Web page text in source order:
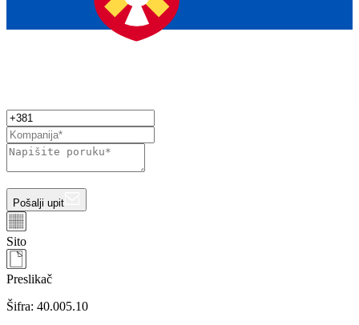
Pošalji upit
Sito
Preslikač
Šifra: 40.005.10